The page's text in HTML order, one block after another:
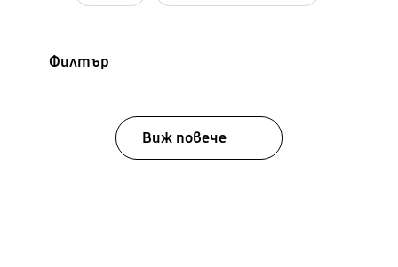
Филтър
Виж повече